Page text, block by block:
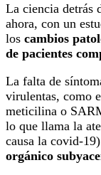
La ciencia detrás
ahora, con un
los cambios
de pacientes
La falta de
virulentas, como
meticilina o
lo que llama la
causa la covid-
orgánico